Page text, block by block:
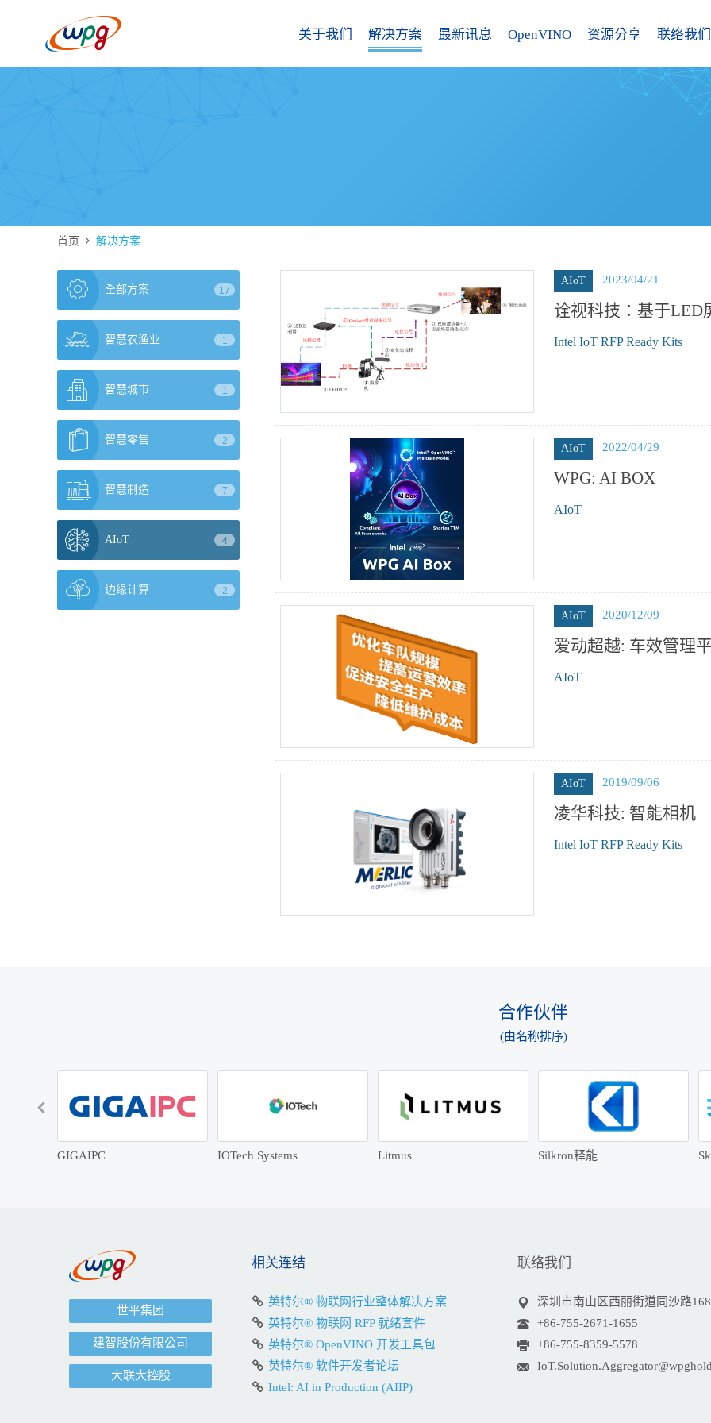
关于我们 解决方案 最新讯息 OpenVINO 资源分享 联络我们
首页 解决方案
全部方案 17
智慧农渔业 1
智慧城市 1
智慧零售 2
智慧制造 7
AIoT 4
边缘计算 2
AIoT 2023/04/21
诠视科技：基于LED
Intel IoT RFP Ready Kits
AIoT 2022/04/29
WPG: AI BOX
AIoT
AIoT 2020/12/09
爱动超越: 车效管理
AIoT
AIoT 2019/09/06
凌华科技: 智能相机
Intel IoT RFP Ready Kits
合作伙伴
(由名称排序)
GIGAIPC IOTech Systems Litmus Silkron释能
世平集团
建智股份有限公司
大联大控股
相关连结
英特尔® 物联网行业整体解决方案
英特尔® 物联网 RFP 就绪套件
英特尔® OpenVINO 开发工具包
英特尔® 软件开发者论坛
Intel: AI in Production (AIIP)
联络我们
深圳市南山区西丽街道同沙路
+86-755-2671-1655
+86-755-8359-5578